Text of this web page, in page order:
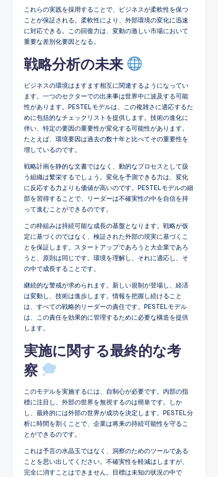
これらの実践を採用することで、ビジネスが柔軟性を保つ
ことが保証される。柔軟性により、外部環境の変化に迅速
に対応できる。この回復力は、変動の激しい市場において
重要な差別化要因となる。
戦略分析の未来
ビジネスの環境はますます相互に関連するようになってい
ます。一つのセクターでの出来事は世界中に波及する可能
性があります。PESTELモデルは、この複雑さに適応するた
めに包括的なチェックリストを提供します。技術の進化に
伴い、特定の要因の重要性が変化する可能性があります。
たとえば、環境要因は過去の数十年と比べてその重要性を
増しているのです。
戦略計画を静的な文書ではなく、動的なプロセスとして扱
う組織は繁栄するでしょう。変化を予測できる力は、変化
に反応する力よりも価値が高いのです。PESTELモデルの細
部を習得することで、リーダーは不確実性の中を自信を持
って進むことができるのです。
この枠組みは持続可能な成長の基盤となります。戦略が仮
定に基づくのではなく、検証された外部の現実に基づくこ
とを保証します。スタートアップであろうと大企業であろ
うと、原則は同じです。環境を理解し、それに適応し、そ
の中で成長することです。
継続的な警戒が求められます。新しい規制が登場し、経済
は変動し、技術は進歩します。情報を把握し続けること
は、すべての戦略的リーダーの責任です。PESTELモデル
は、この責任を効果的に管理するために必要な構造を提供
します。
実施に関する最終的な考
察
このモデルを実施するには、自制心が必要です。内部の指
標に注目し、外部の世界を無視するのは簡単です。しか
し、最終的には外部の世界が成功を決定します。PESTEL分
析に時間を割くことで、企業は将来の持続可能性を守るこ
とができるのです。
これは予言の水晶玉ではなく、洞察のためのツールである
ことを思い出してください。不確実性を軽減はしますが、
完全に消すことはできません。目標は未知の状況の中で